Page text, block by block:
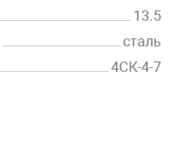
13.5
сталь
4СК-4-7